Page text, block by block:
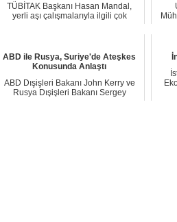
TÜBİTAK Başkanı Hasan Mandal,
yerli aşı çalışmalarıyla ilgili çok
ABD ile Rusya, Suriye'de Ateşkes
Konusunda Anlaştı
ABD Dışişleri Bakanı John Kerry ve
Rusya Dışişleri Bakanı Sergey